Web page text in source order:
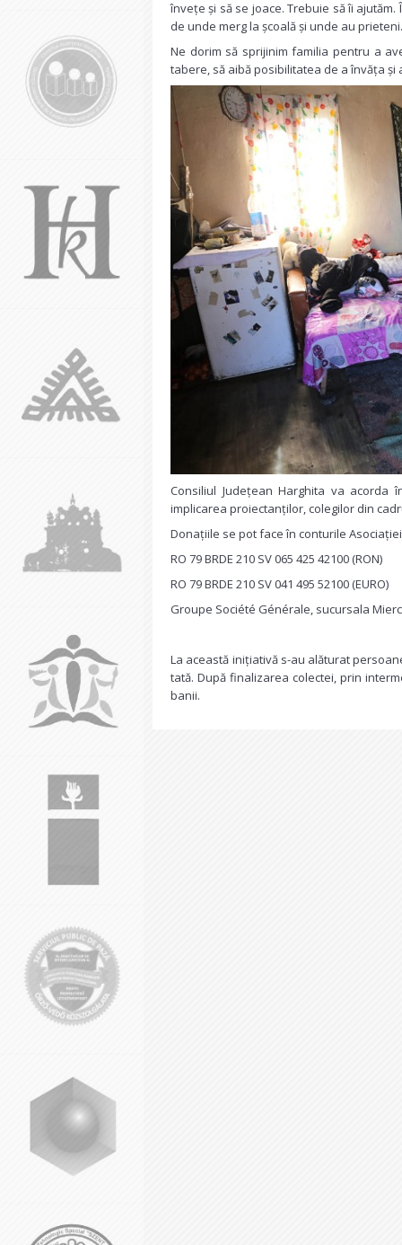
învețe și să se joace. Trebuie să îi
de unde merg la școală și unde au prieteni.
Ne dorim să sprijinim familia pentru a
tabere, să aibă posibilitatea de a învăța și
Consiliul Județean Harghita va
implicarea proiectanților, colegilor din
Donațiile se pot face în conturile
RO 79 BRDE 210 SV 065 425 42100 (RON)
RO 79 BRDE 210 SV 041 495 52100 (EURO)
Groupe Société Générale, sucursala
La această inițiativă s-au alăturat
tată. După finalizarea colectei, prin
banii.